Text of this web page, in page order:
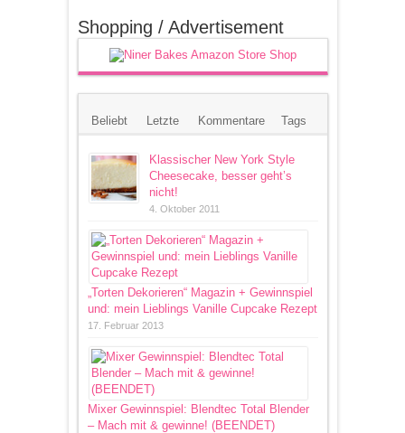
Shopping / Advertisement
Beliebt Letzte Kommentare Tags
Klassischer New York Style
Cheesecake, besser geht’s
nicht!
4. Oktober 2011
„Torten Dekorieren“ Magazin + Gewinnspiel
und: mein Lieblings Vanille Cupcake Rezept
17. Februar 2013
Mixer Gewinnspiel: Blendtec Total Blender
– Mach mit & gewinne! (BEENDET)